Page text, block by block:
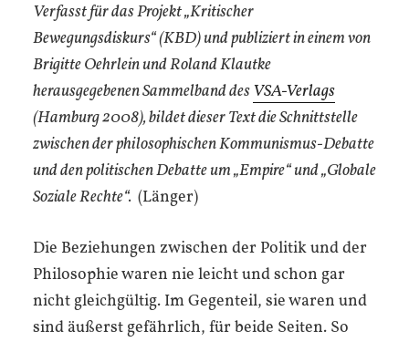
Verfasst für das Projekt „Kritischer
Bewegungsdiskurs“ (KBD) und publiziert in einem von
Brigitte Oehrlein und Roland Klautke
herausgegebenen Sammelband desVSA-Verlags
(Hamburg 2008), bildet dieser Text die Schnittstelle
zwischen der philosophischen Kommunismus-Debatte
und den politischen Debatte um „Empire“ und „Globale
Soziale Rechte“. (Länger)
Die Beziehungen zwischen der Politik und der
Philosophie waren nie leicht und schon gar
nicht gleichgültig. Im Gegenteil, sie waren und
sind äußerst gefährlich, für beide Seiten. So